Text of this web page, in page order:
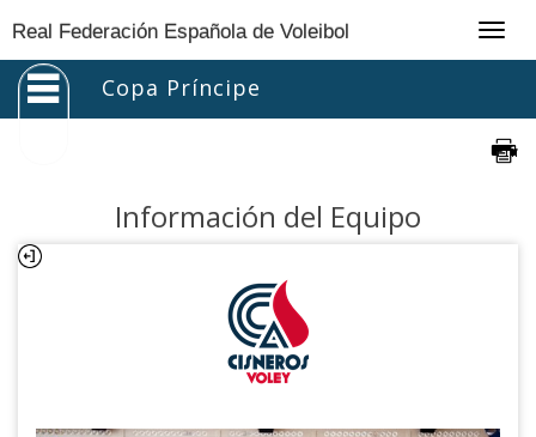
Real Federación Española de Voleibol
Copa Príncipe
Información del Equipo